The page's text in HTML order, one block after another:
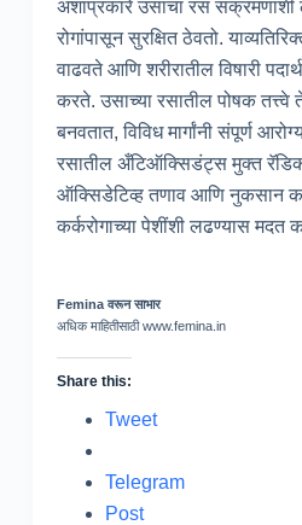
अशाप्रकारे उसाचा रस
रोगांपासून सुरक्षित ठेवतो.
वाढवते आणि शरीरातील विषारी
करते. उसाच्या रसातील पोषक तत्त्वे
बनवतात, विविध मार्गांनी संपूर्ण
रसातील अँटिऑक्सिडंट्स मुक्त
ऑक्सिडेटिव्ह तणाव आणि नुकसान
कर्करोगाच्या पेशींशी लढण्यास मदत
Femina वरून साभार
अधिक माहितीसाठी www.femina.in
Share this:
Tweet
Telegram
Post